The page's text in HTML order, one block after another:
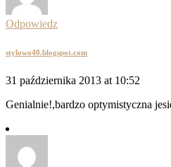
Odpowiedz
stylowo40.blogspot.com
31 października 2013 at 10:52
Genialnie!,bardzo optymistyczna